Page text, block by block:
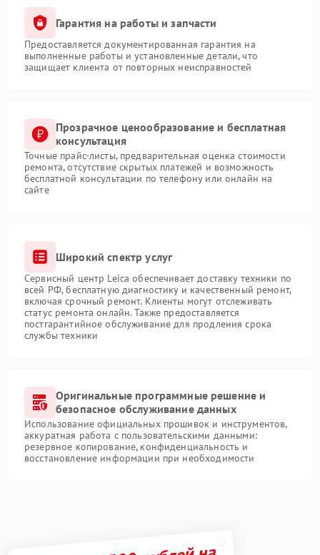
Гарантия на работы и запчасти
Предоставляется документированная гарантия на
выполненные работы и установленные детали, что
защищает клиента от повторных неисправностей
Прозрачное ценообразование и бесплатная
консультация
Точные прайс-листы, предварительная оценка стоимости
ремонта, отсутствие скрытых платежей и возможность
бесплатной консультации по телефону или онлайн на
сайте
Широкий спектр услуг
Сервисный центр Leica обеспечивает доставку техники по
всей РФ, бесплатную диагностику и качественный ремонт,
включая срочный ремонт. Клиенты могут отслеживать
статус ремонта онлайн. Также предоставляется
постгарантийное обслуживание для продления срока
службы техники
Оригинальные программные решение и
безопасное обслуживание данных
Использование официальных прошивок и инструментов,
аккуратная работа с пользовательскими данными:
резервное копирование, конфиденциальность и
восстановление информации при необходимости